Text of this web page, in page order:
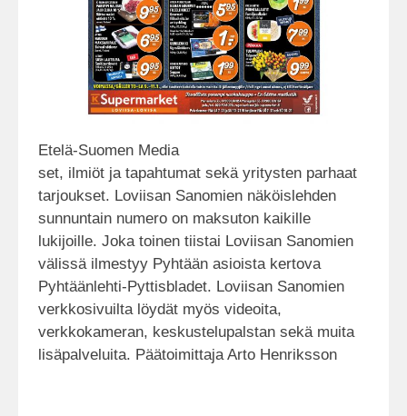
Etelä-Suomen Media
set, ilmiöt ja tapahtumat sekä yritysten parhaat
tarjoukset. Loviisan Sanomien näköislehden
sunnuntain numero on maksuton kaikille
lukijoille. Joka toinen tiistai Loviisan Sanomien
välissä ilmestyy Pyhtään asioista kertova
Pyhtäänlehti-Pyttisbladet. Loviisan Sanomien
verkkosivuilta löydät myös videoita,
verkkokameran, keskustelupalstan sekä muita
lisäpalveluita. Päätoimittaja Arto Henriksson